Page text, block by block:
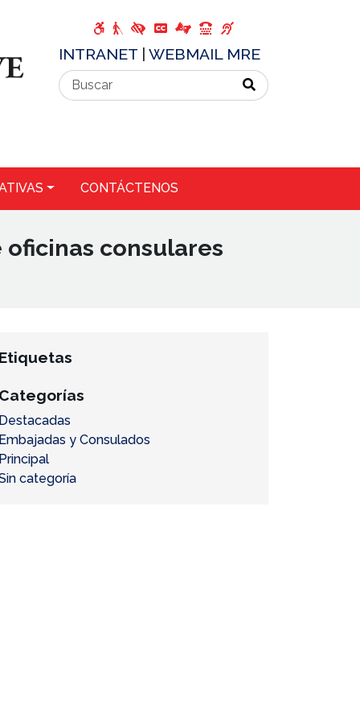
INTRANET WEBMAIL MRE
CONTÁCTENOS
consulares
Etiquetas
Categorías
Destacadas
Embajadas y Consulados
Principal
categoría